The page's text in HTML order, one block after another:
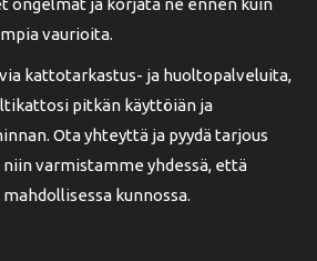
ongelmat ja korjata ne ennen kuin
vaurioita.
kattotarkastus- ja huoltopalveluita,
pitkän käyttöiän ja
Ota yhteyttä ja pyydä tarjous
varmistamme yhdessä, että
kunnossa.